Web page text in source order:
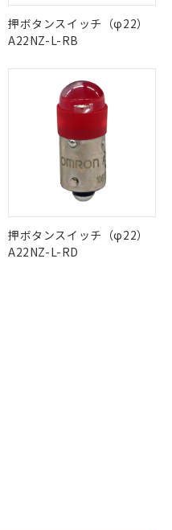
た商品であっても、流通
性があります。
部門もしくは販売店へお
ージからご検索ください
押ボタンスイッチ（φ22）
A22NZ-L-RB
押ボタンスイッチ（φ22）
A22NZ-L-RD
制御機器事業取扱
および標準価格
いただくもので
扱商品の中には、
となる商品もある
時点での社内デー
るものであり、閲
際の在庫および標
合があることをご
び標準価格はお客
はお客様担当のオ
店・当社販売員に
売店や当社販売拠
価格結果を当社の
える予定のある
指令（10物質）の
、対応品を出す予
指令（10物質）の
または確認中の
ど無形物で、有
商品です。
非含有部品として
明した場合などや
あります。
化ジフェニルエーテル類
ビス(2-エチルヘキシ
以下、フタル酸ブチ
下、フタル酸ジブチル
酸ジイソブチル
よび制御機器に対する
いては閾値を超える意
います。
率が中国RoHSの
示します。
率が中国RoHSの
を示します。
社販売部門へお問
、 Cd(カドミウ
PBBs(ポリ臭化ビフェ
臭化ジフェニルエーテ
、 DIBP(フタル酸ジ
タル酸ブチルベンジ
キシル)) : 1000ppm
）のすべてが基
ます。
製品のうち、外国
法に定める商品
」という）を輸出
する場合は、日本
必要な手続きを
棄する場合は、完
違法に輸出されな
講じます。
核兵器、ミサイ
兵器またはその他
製造装置等に一切
第三者に販売する
よび3の内容を当
のオムロン制御
社販売員にご確